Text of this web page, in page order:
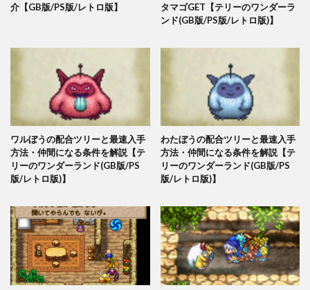
介【GB版/PS版/レトロ版】
タマゴGET【テリーのワンダーラ
ンド(GB版/PS版/レトロ版)】
ワルぼうの配合ツリーと最速入手
方法・仲間になる条件を解説【テ
リーのワンダーランド(GB版/PS
版/レトロ版)】
わたぼうの配合ツリーと最速入手
方法・仲間になる条件を解説【テ
リーのワンダーランド(GB版/PS
版/レトロ版)】